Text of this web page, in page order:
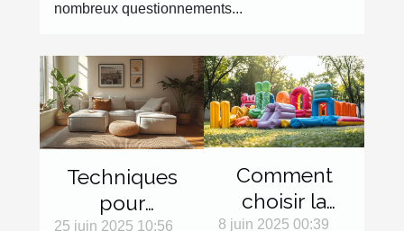
nombreux questionnements...
Techniques
pour
25 juin 2025 10:56
Comment
choisir la
8 juin 2025 00:39